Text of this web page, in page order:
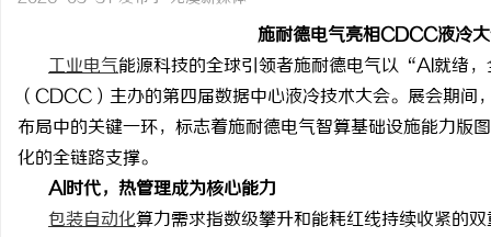
施耐德电气亮相CDCC液冷
工业电气能源科技的全球引领者施耐德电气以 “AI就绪
（CDCC）主办的第四届数据中心液冷技术大会。展会期
布局中的关键一环，标志着施耐德电气智算基础设施能力版
化的全链路支撑。
AI时代，热管理成为核心能力
包装自动化算力需求指数级攀升和能耗红线持续收紧的